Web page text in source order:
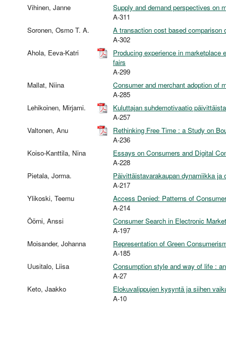
Vihinen, Janne
Supply and demand perspectives on
A-311
Soronen, Osmo T. A.
A transaction cost based comparison
A-302
Ahola, Eeva-Katri
Producing experience in
fairs
A-299
Mallat, Niina
Consumer and merchant adoption of
A-285
Lehikoinen, Mirjami.
Kuluttajan suhdemotivaatio
A-257
Valtonen, Anu
Rethinking Free Time : a Study on
A-236
Koiso-Kanttila, Nina
Essays on Consumers and Digital
A-228
Pietala, Jorma.
Päivittäistavarakaupan dynamiikka
A-217
Ylikoski, Teemu
Access Denied: Patterns of
A-214
Öörni, Anssi
Consumer Search in Electronic
A-197
Moisander, Johanna
Representation of Green
A-185
Uusitalo, Liisa
Consumption style and way of life :
A-27
Keto, Jaakko
Elokuvalippujen kysyntä ja siihen
A-10